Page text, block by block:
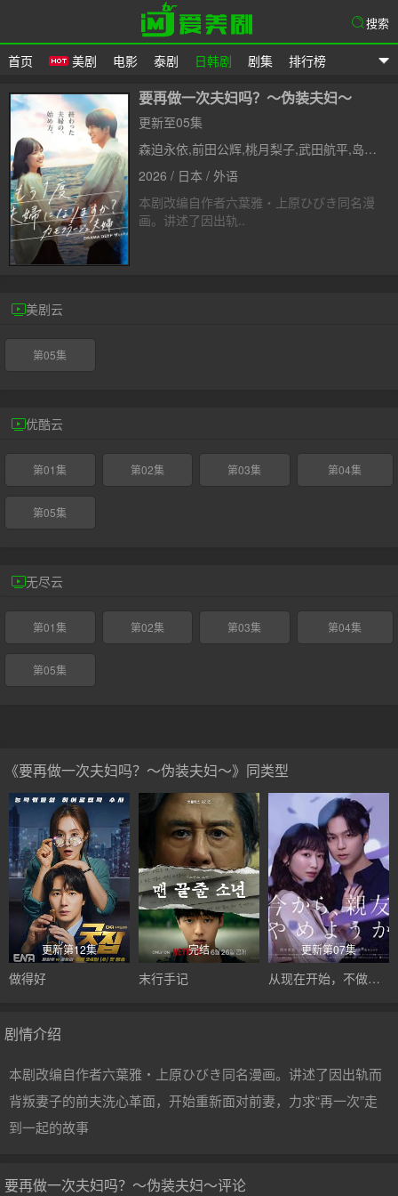
爱美剧
首页 美剧 电影 泰剧 日韩剧 剧集 排行榜
搜索
要再做一次夫妇吗？～伪装夫妇～
更新至05集
森迫永依,前田公辉,桃月梨子,武田航平,岛崎遥香,滨田麻里,高岛礼子
2026 / 日本 / 外语
本剧改编自作者六葉雅・上原ひびき同名漫
画。讲述了因出轨..
美剧云
第05集
优酷云
第01集 第02集 第03集 第04集
第05集
无尽云
第01集 第02集 第03集 第04集
第05集
《要再做一次夫妇吗？～伪装夫妇～》同类型
更新第12集
做得好
完结
末行手记
更新第07集
从现在开始，不做朋友了吧。
剧情介绍
本剧改编自作者六葉雅・上原ひびき同名漫画。讲述了因出轨而
背叛妻子的前夫洗心革面，开始重新面对前妻，力求“再一次”走
到一起的故事
要再做一次夫妇吗？～伪装夫妇～评论